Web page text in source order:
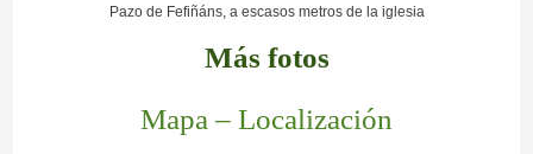
Pazo de Fefiñáns, a escasos metros de la iglesia
Más fotos
Mapa – Localización